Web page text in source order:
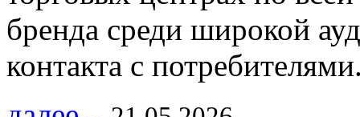
бренда среди широкой
контакта с